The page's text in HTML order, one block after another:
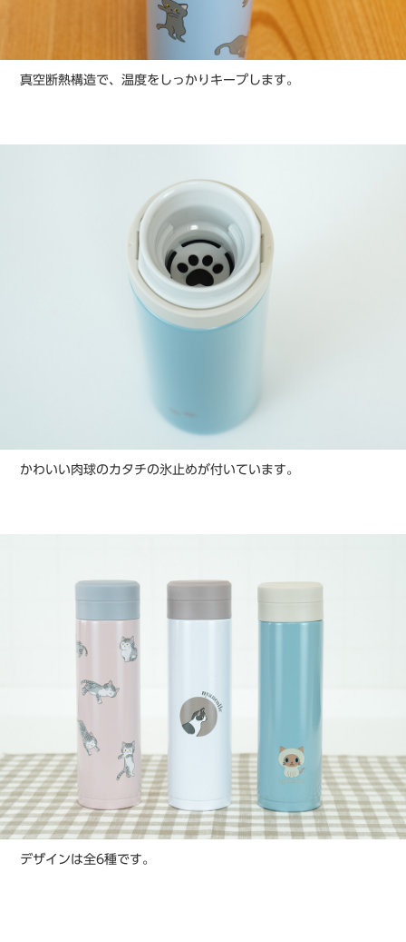
真空断熱構造で、温度をしっかりキープします。
かわいい肉球のカタチの氷止めが付いています。
デザインは全6種です。